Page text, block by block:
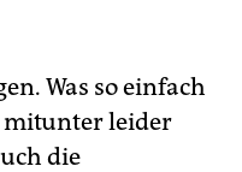
Was so einfach
mitunter leider
die